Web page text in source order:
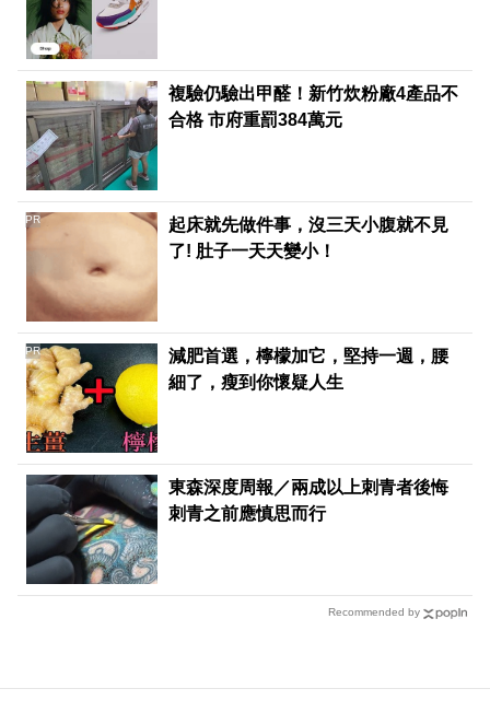
複驗仍驗出甲醛！新竹炊粉廠4產品不
合格 市府重罰384萬元
起床就先做件事，沒三天小腹就不見
了! 肚子一天天變小！
PR
減肥首選，檸檬加它，堅持一週，腰
細了，瘦到你懷疑人生
PR
東森深度周報／兩成以上刺青者後悔
刺青之前應慎思而行
Recommended by